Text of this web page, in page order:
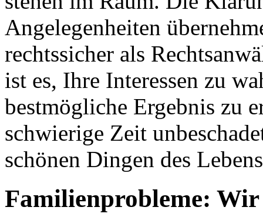
Angelegenheiten
rechtssicher als
ist es, Ihre Interessen zu
bestmögliche Ergebnis zu
schwierige Zeit
schönen Dingen des
Familienprobleme: Wir